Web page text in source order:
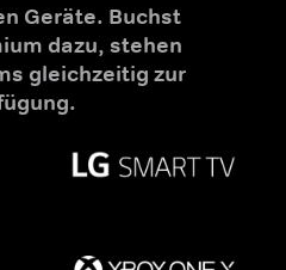
Geräte. Buchst
dazu, stehen
gleichzeitig zur